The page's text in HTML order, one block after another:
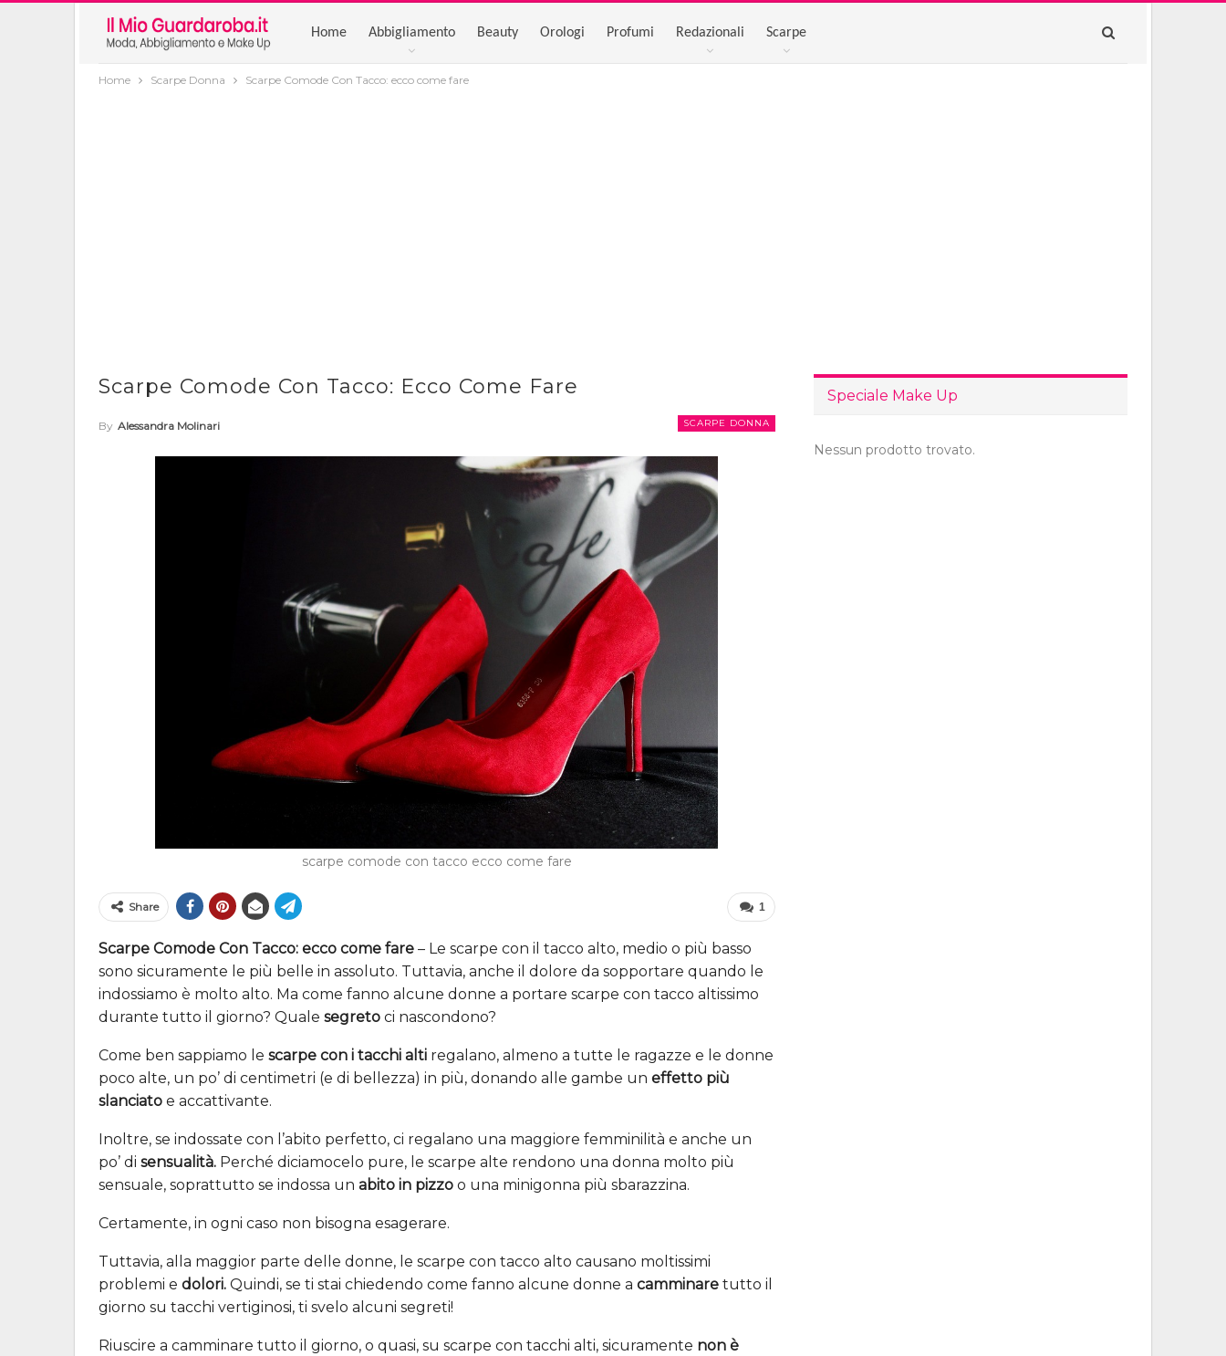
Home Abbigliamento Beauty Orologi Profumi Redazionali Scarpe
Home Scarpe Donna Scarpe Comode Con Tacco: ecco come fare
Scarpe Comode Con Tacco: Ecco Come Fare
SCARPE DONNA
By Alessandra Molinari
scarpe comode con tacco ecco come fare
1
Share
Scarpe Comode Con Tacco: ecco come fare – Le scarpe con il tacco alto, medio o più basso
sono sicuramente le più belle in assoluto. Tuttavia, anche il dolore da sopportare quando le
indossiamo è molto alto. Ma come fanno alcune donne a portare scarpe con tacco altissimo
durante tutto il giorno? Quale segreto ci nascondono?
Come ben sappiamo le scarpe con i tacchi alti regalano, almeno a tutte le ragazze e le donne
poco alte, un po’ di centimetri (e di bellezza) in più, donando alle gambe un effetto più
slanciato e accattivante.
Inoltre, se indossate con l’abito perfetto, ci regalano una maggiore femminilità e anche un
po’ di sensualità. Perché diciamocelo pure, le scarpe alte rendono una donna molto più
sensuale, soprattutto se indossa un abito in pizzo o una minigonna più sbarazzina.
Certamente, in ogni caso non bisogna esagerare.
Tuttavia, alla maggior parte delle donne, le scarpe con tacco alto causano moltissimi
problemi e dolori. Quindi, se ti stai chiedendo come fanno alcune donne a camminare tutto il
giorno su tacchi vertiginosi, ti svelo alcuni segreti!
Riuscire a camminare tutto il giorno, o quasi, su scarpe con tacchi alti, sicuramente non è
Speciale Make Up
Nessun prodotto trovato.